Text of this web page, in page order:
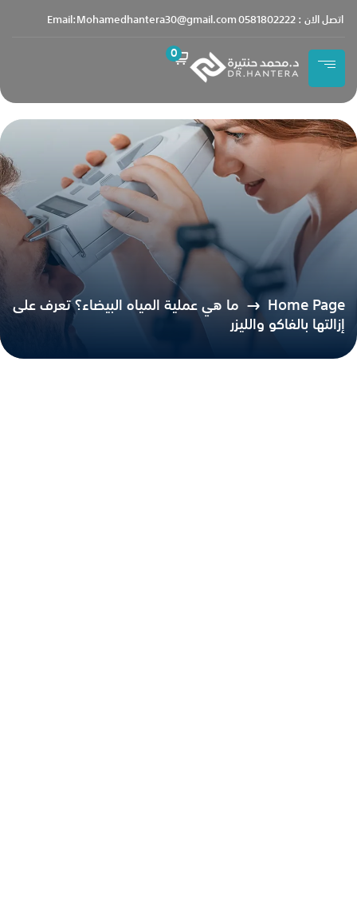
اتصل الان : 0581802222 Email:Mohamedhantera30@gmail.com
0
Home Page
ما هي عملية المياه البيضاء؟ تعرف على
إزالتها بالفاكو والليزر